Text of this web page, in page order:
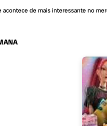
de mais interessante no